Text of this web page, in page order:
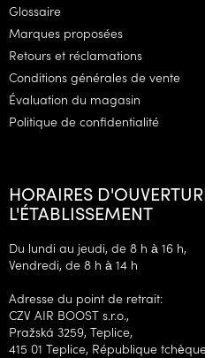
pGlossaire
Marques proposées
Retours et réclamations
Conditions générales de vente
Évaluation du magasin
Politique de confidentialité
HORAIRES
L'ÉTABLISSEMENT
Du lundi au jeudi, de 8 h à 16 h,
Vendredi, de 8 h à 14 h
Adresse du point de retrait:
CZV AIR BOOST s.r.o.,
Pražská 3259, Teplice,
415 01 Teplice, République